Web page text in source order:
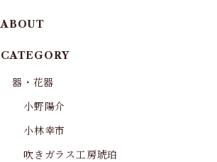
ABOUT
CATEGORY
器・花器
小野陽介
小林幸市
吹きガラス工房琥珀